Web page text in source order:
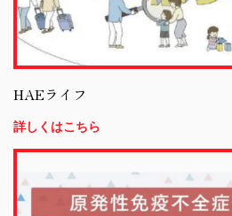
HAEライフ
詳しくはこちら